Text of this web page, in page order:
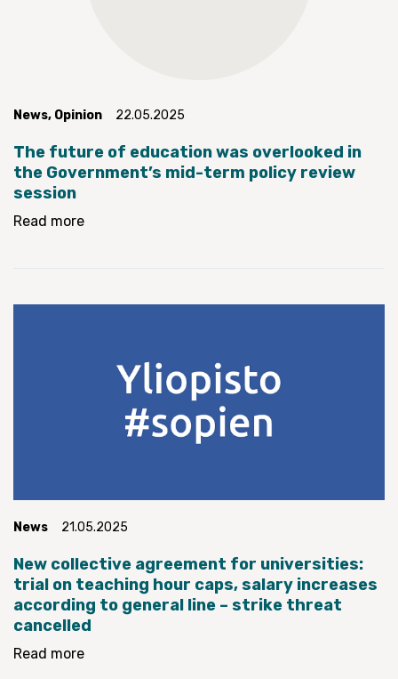
News, Opinion 22.05.2025
The future of education was overlooked in
the Government’s mid-term policy review
session
Read more
News 21.05.2025
New collective agreement for universities:
trial on teaching hour caps, salary increases
according to general line – strike threat
cancelled
Read more